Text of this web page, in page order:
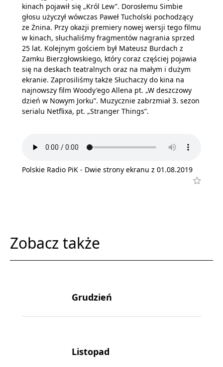
kinach pojawił się „Król Lew”. Dorosłemu Simbie
głosu użyczył wówczas Paweł Tucholski pochodzący
ze Żnina. Przy okazji premiery nowej wersji tego filmu
w kinach, słuchaliśmy fragmentów nagrania sprzed
25 lat. Kolejnym gościem był Mateusz Burdach z
Zamku Bierzgłowskiego, który coraz częściej pojawia
się na deskach teatralnych oraz na małym i dużym
ekranie. Zaprosiliśmy także Słuchaczy do kina na
najnowszy film Woody'ego Allena pt. „W deszczowy
dzień w Nowym Jorku”. Muzycznie zabrzmiał 3. sezon
serialu Netflixa, pt. „Stranger Things”.
Polskie Radio PiK - Dwie strony ekranu z 01.08.2019
Zobacz także
Grudzień
Listopad